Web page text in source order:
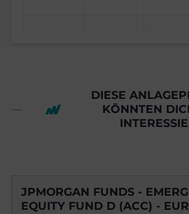
DIESE
KÖNNTEN
JPMORGAN FUNDS -
EQUITY FUND D (ACC) -